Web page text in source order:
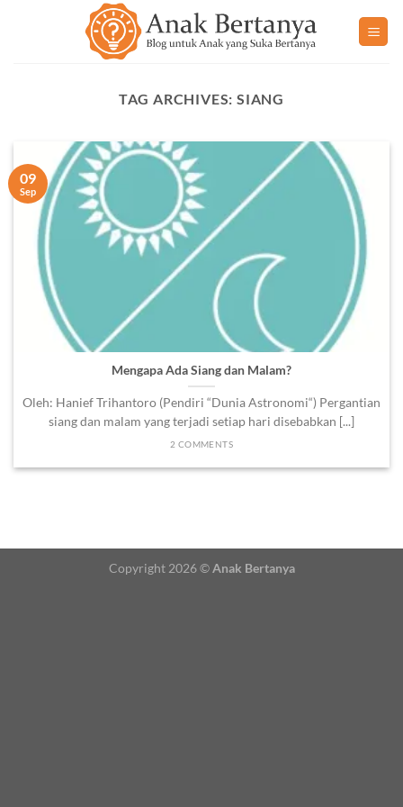
TAG ARCHIVES:SIANG
Mengapa Ada Siang dan Malam?
Oleh: Hanief Trihantoro (Pendiri “Dunia Astronomi“) Pergantian
siang dan malam yang terjadi setiap hari disebabkan [...]
2 COMMENTS
09
Sep
Copyright 2026 ©Anak Bertanya